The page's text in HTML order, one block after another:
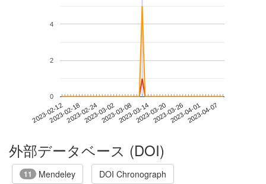
2023-02-122023-02-182023-02-242023-03-022023-03-082023-03-142023-03-202023-03-262023-04-012023-04-07
0
2
4
外部データベース (DOI)
11 Mendeley
DOI Chronograph